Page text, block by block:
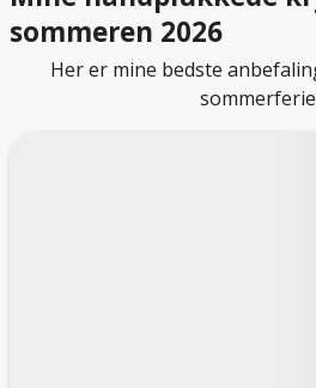
sommeren 2026
Her er mine bedste
sommerferie